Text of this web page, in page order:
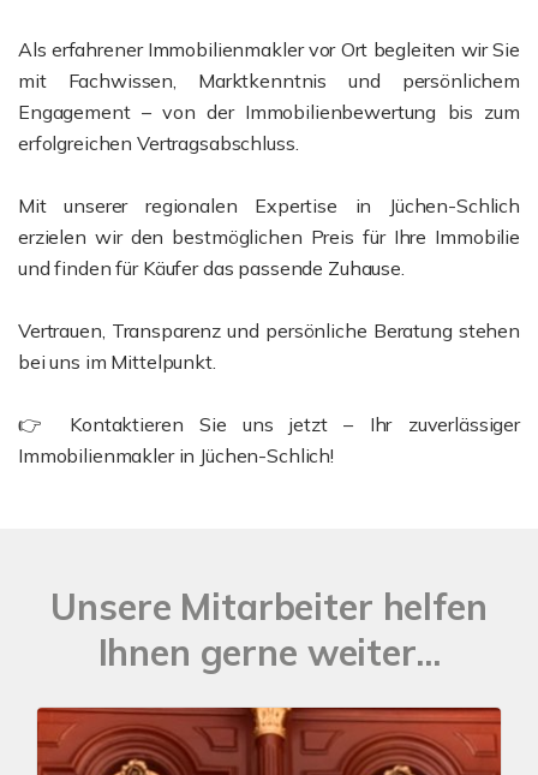
Als erfahrener Immobilienmakler vor Ort begleiten wir Sie
mit Fachwissen, Marktkenntnis und persönlichem
Engagement – von der Immobilienbewertung bis zum
erfolgreichen Vertragsabschluss.
Mit unserer regionalen Expertise in Jüchen-Schlich
erzielen wir den bestmöglichen Preis für Ihre Immobilie
und finden für Käufer das passende Zuhause.
Vertrauen, Transparenz und persönliche Beratung stehen
bei uns im Mittelpunkt.
👉 Kontaktieren Sie uns jetzt – Ihr zuverlässiger
Immobilienmakler in Jüchen-Schlich!
Unsere Mitarbeiter helfen
Ihnen gerne weiter...